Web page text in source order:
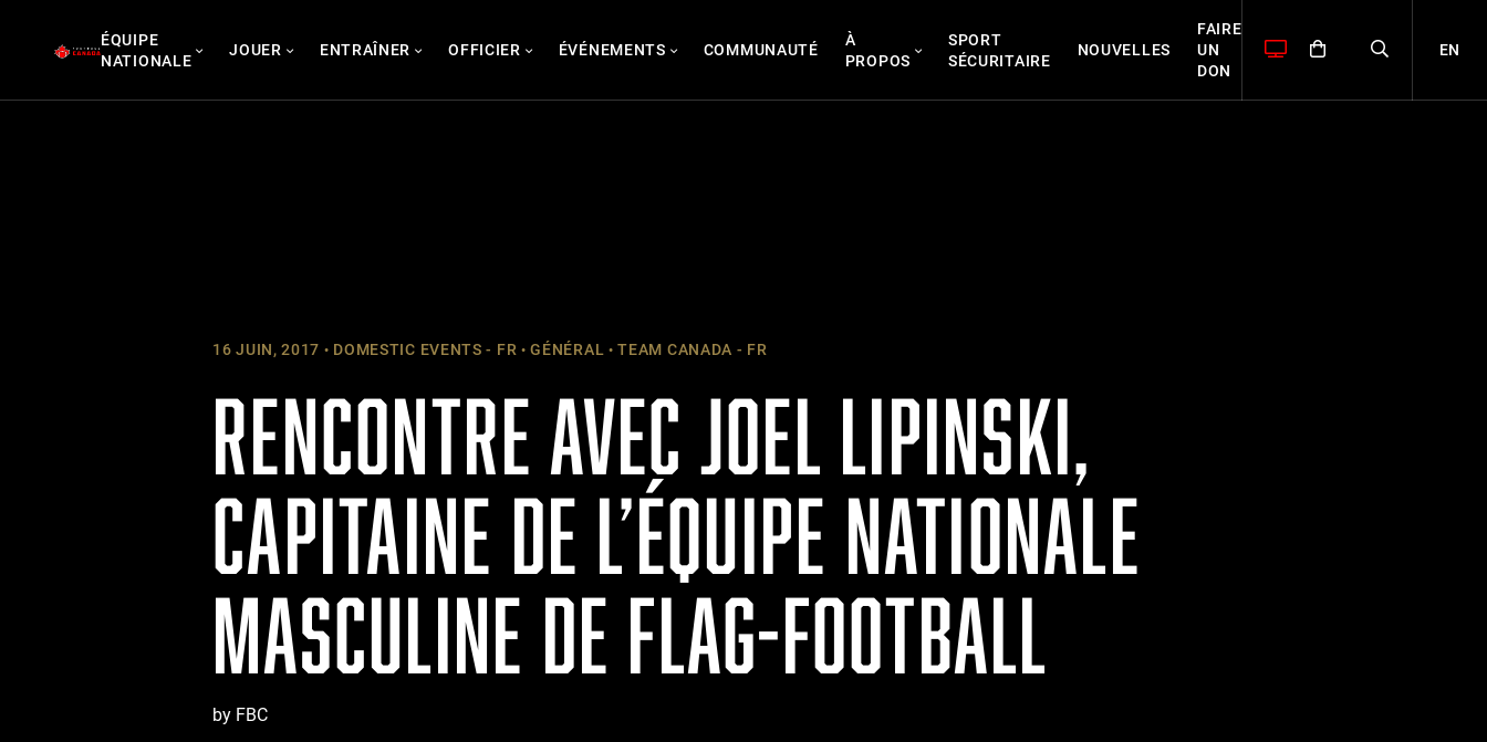
ÉQUIPE
NATIONALE
JOUER ENTRAÎNER OFFICIER ÉVÉNEMENTS COMMUNAUTÉ
À
PROPOS
SPORT
SÉCURITAIRE
NOUVELLES
FAIRE
UN
DON
EN
16 JUIN, 2017 DOMESTIC EVENTS - FR GÉNÉRAL TEAM CANADA - FR
RENCONTRE AVEC JOEL LIPINSKI,
CAPITAINE DE L’ÉQUIPE NATIONALE
MASCULINE DE FLAG-FOOTBALL
by FBC